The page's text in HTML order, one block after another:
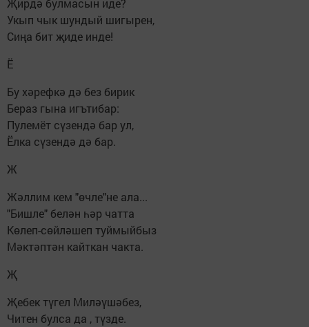
Җирдә булмасын иде?
Укып чык шундый шигырен,
Сиңа бит җиде инде!
Ё
Бу хәрефкә дә без бирик
Бераз гына игътибар:
Пулемёт сүзендә бар ул,
Ёлка сүзендә дә бар.
Ж
Жәллим кем "өчле"не ала...
"Бишле" белән һәр чатта
Көлеп-сөйләшеп туймыйбыз
Мәктәптән кайткан чакта.
Җ
Җебек түгел Миләүшәбез,
Читен булса да , түзде.